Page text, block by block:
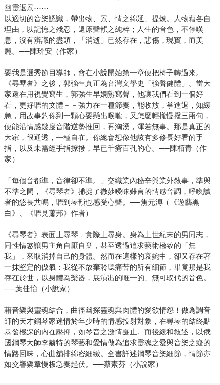
幽靈返景⋯⋯
以適切的音樂認識，帶出物、景、情之綿延、提煉。人物藉各自
理由，以記憶之殘忍，還原聲韻之純粹；人生的音色，不停嘆
息，沒有辨識的盡頭，「消逝」已然存在，悲傷，現實，而美
麗。──陳玠安（作家）
要我是選秀節目導師，會在小說開始第一章便把椅子轉過來。
《尋琴者》之後，郭強生真正為台灣文學史「強聲健體」。當大
家還在用視覺寫生，郭強生早嫻熟寫聲，他讓我們看到一個好
看，更好聽的文體－－強力在一種節奏，能收放，掌進退，知緩
急，用故事釣你到一顆心要懸出喉嚨，又怎麼輕攏慢撥三兩句，
便能沿情感幾度音階逆勢推回，再洶湧，渾若無事。那是真正的
大家，很通透，一種自在。你總會想像他該有多修長好看的手
指，以及未需經手指撩撥，早已千瘡百孔的心。──陳栢青（作
家）
「每個音都準，音律卻不準。」交織業內秘辛與業外敘事，準與
不準之間，《尋琴者》捕捉了微妙曖昧難言的情感音調，呼喚讀
者的悠長共鳴，聽到琴韻也感受心聲。──焦元溥（《遊藝黑
白》、《聽見蕭邦》作者）
《尋琴者》表面上尋琴，實際上尋身。身為上世紀末的男同志，
同性情慾讓男主角自厭自棄，甚至透過追求藝術極致的「無
我」，來取消掉自己的身體。然而在這樣的哀婉中，卻又存在著
一抹堅定的傲氣：我從不放棄聆聽痛苦的所有細節，畢竟那是我
存在於世，以身體為樂器，展演出的唯一的、無可取代的音色。
──葉佳怡（小說家）
藉音樂與靈魂結合，曲徑幽探靈魂與肉體的愛欲情怨！做為調音
師的天才鋼琴家迷情於年少時的情感投射對象，在尋琴的結終點
暴發極深的內在壓抑，如琴音之激情戛止。而後緩和敍述，以俄
國鋼琴大師李赫特的琴藝和愛情做為追求靈魂之愛與音樂之癡的
情路回味，心曲舖排綿密細緻。全書詳述鋼琴音樂細節，情節亦
如交響樂章慢板急奏起伏。──蔡素芬（小說家）